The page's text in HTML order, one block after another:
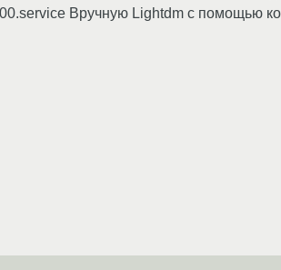
Вручную Lightdm с помощью